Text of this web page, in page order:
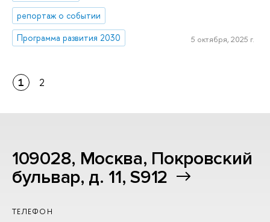
репортаж о событии
Программа развития 2030
5 октября, 2025 г.
1 2
109028, Москва, Покровский
бульвар, д. 11, S912
ТЕЛЕФОН